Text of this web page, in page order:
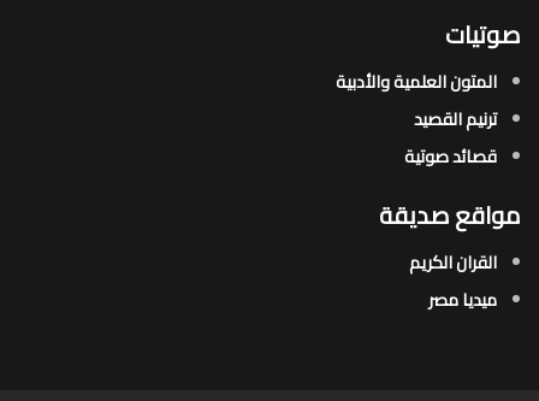
صوتيات
المتون العلمية والأدبية
ترنيم القصيد
قصائد صوتية
مواقع صديقة
القران الكريم
ميديا مصر